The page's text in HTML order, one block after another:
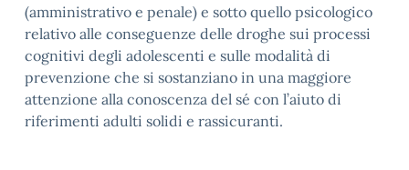
(amministrativo e penale) e sotto quello psicologico
relativo alle conseguenze delle droghe sui processi
cognitivi degli adolescenti e sulle modalità di
prevenzione che si sostanziano in una maggiore
attenzione alla conoscenza del sé con l’aiuto di
riferimenti adulti solidi e rassicuranti.